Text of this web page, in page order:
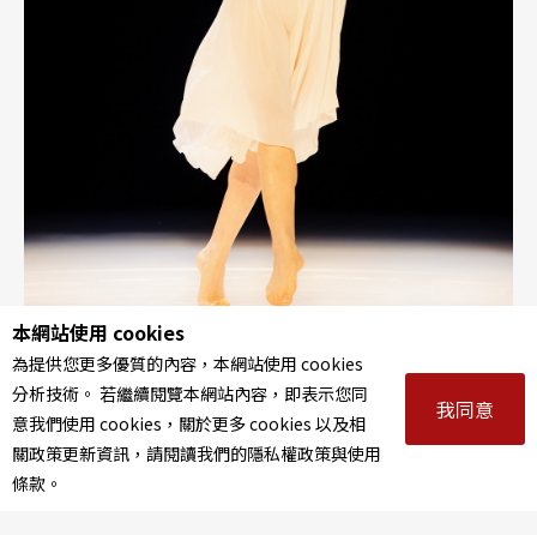
碧娜．鮑許烏帕塔舞蹈劇場《如石頭上的青苔》（李佳瞱
攝 國家兩廳院 提供）
2013年《穆勒咖啡館》與《春之祭》同台呈現，前
者以反覆動作召喚身體記憶，後者則於泥地之上推
本網站使用 cookies
為提供您更多優質的內容，本網站使用 cookies
分析技術。 若繼續閱覽本網站內容，即表示您同
意我們使用 cookies，關於更多 cookies 以及相
關政策更新資訊，請閱讀我們的隱私權政策與使用
條款。
我同意